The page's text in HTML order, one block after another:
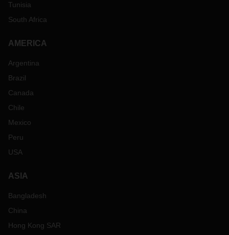
Tunisia
South Africa
AMERICA
Argentina
Brazil
Canada
Chile
Mexico
Peru
USA
ASIA
Bangladesh
China
Hong Kong SAR